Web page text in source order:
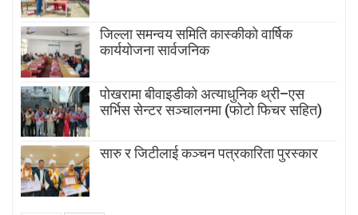
जिल्ला समन्वय समिति कास्कीको वार्षिक
कार्ययोजना सार्वजनिक
पोखरामा बीवाइडीको अत्याधुनिक थ्री–एस
सर्भिस सेन्टर सञ्चालनमा (फोटो फिचर सहित)
सारु र जिटीलाई कञ्चन पत्रकारिता पुरस्कार